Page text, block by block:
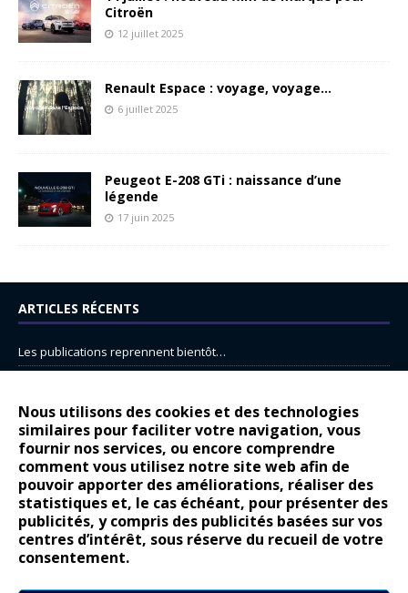
Nous utilisons des cookies et des technologies
similaires pour faciliter votre navigation, vous
fournir nos services, ou encore comprendre
comment vous utilisez notre site web afin de
pouvoir apporter des améliorations, réaliser des
statistiques et, le cas échéant, pour présenter des
publicités, y compris des publicités basées sur vos
centres d’intérêt, sous réserve du recueil de votre
consentement.
Citroën
12 juillet 2025
Renault Espace : voyage, voyage…
6 juillet 2025
Peugeot E-208 GTi : naissance d’une
légende
17 juin 2025
ARTICLES RÉCENTS
Les publications reprennent bientôt…
14 juillet : nouveau film de marque pour Citroën
Renault Espace : voyage, voyage…
Peugeot E-208 GTi : naissance d’une légende
COMMENTAIRES RÉCENTS
Bernard DardartdansDacia Sandero : pour les gens vrais